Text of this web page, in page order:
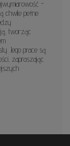
-
chwile pełne
tworząc
Jego prace są
zapraszając